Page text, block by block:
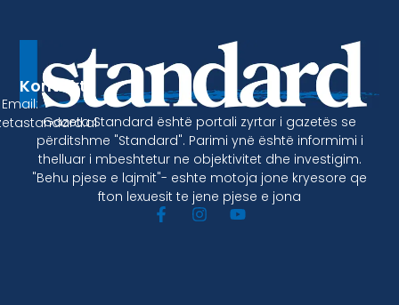
Gazeta Standard është portali zyrtar i gazetës se
përditshme "Standard". Parimi ynë është informimi i
thelluar i mbeshtetur ne objektivitet dhe investigim.
"Behu pjese e lajmit"- eshte motoja jone kryesore qe
fton lexuesit te jene pjese e jona
Kontakt
Email: